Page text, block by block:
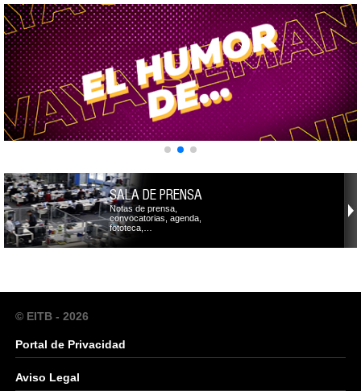
SALA DE PRENSA
Notas de prensa,
convocatorias, agenda,
fototeca,…
© EITB - 2026
Portal de Privacidad
Aviso Legal